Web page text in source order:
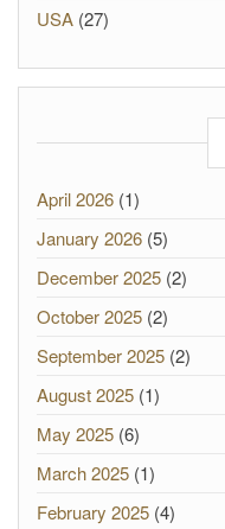
USA (27)
April 2026 (1)
January 2026 (5)
December 2025 (2)
October 2025 (2)
September 2025 (2)
August 2025 (1)
May 2025 (6)
March 2025 (1)
February 2025 (4)